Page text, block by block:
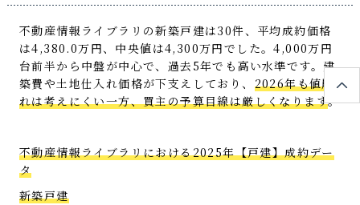
不動産情報ライブラリの新築戸建は30件、平均成約価格
は4,380.0万円、中央値は4,300万円でした。4,000万円
台前半から中盤が中心で、過去5年でも高い水準です。建
築費や土地仕入れ価格が下支えしており、 2026年も値崩
れは考えにくい一方、買主の予算目線は厳しくなります。
不動産情報ライブラリにおける2025年【戸建】成約デー
タ
新築戸建